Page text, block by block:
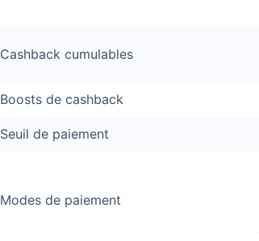
Cashback cumulables
Boosts de cashback
Seuil de paiement
Modes de paiement